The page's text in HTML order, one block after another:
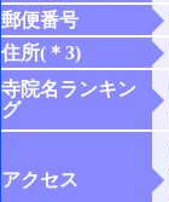
郵便番号
住所(＊3)
寺院名ランキン
グ
アクセス